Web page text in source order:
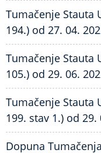
Tumačenje Stauta
194.) od 27. 04.
Tumačenje Stauta
105.) od 29. 06.
Tumačenje Stauta
199. stav 1.) od
Dopuna